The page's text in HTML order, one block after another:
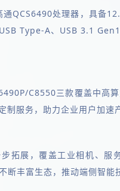
QCS6490处理器，具备
Type-A、USB 3.1
C8550三款覆盖中高
服务，助力企业用户加速
拓展，覆盖工业相机、服
丰富生态，推动端侧智能